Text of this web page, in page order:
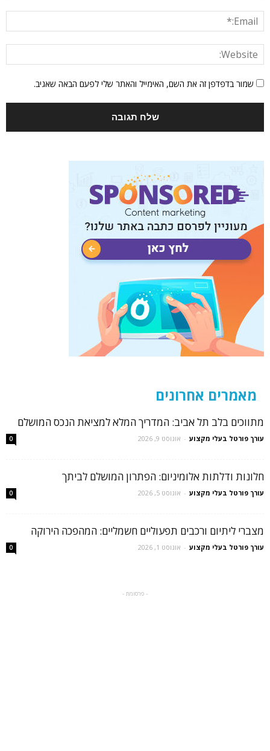
שמור בדפדפן זה את השם, האימייל והאתר שלי לפעם הבאה שאגיב.
מאמרים אחרונים
מתווכים בלב תל אביב: המדריך המלא למציאת הנכס המושלם
עורך פורטל בעלי מקצוע - אוגוסט 9, 2026 0
חלונות ודלתות אלומיניום: הפתרון המושלם לביתך
עורך פורטל בעלי מקצוע - אוגוסט 5, 2026 0
מצברי ליתיום ורכבים תפעוליים חשמליים: המהפכה הירוקה
עורך פורטל בעלי מקצוע - אוגוסט 1, 2026 0
- פרסומת -